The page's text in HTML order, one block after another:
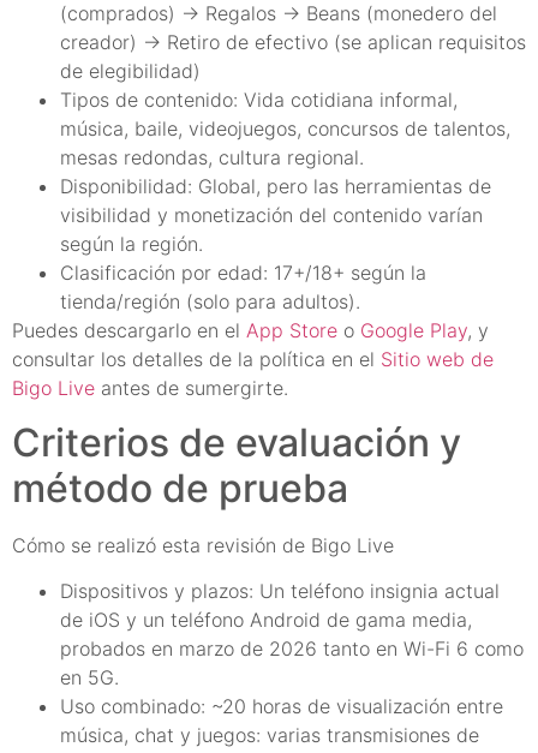
(comprados) → Regalos → Beans (monedero del
creador) → Retiro de efectivo (se aplican requisitos
de elegibilidad)
Tipos de contenido: Vida cotidiana informal,
música, baile, videojuegos, concursos de talentos,
mesas redondas, cultura regional.
Disponibilidad: Global, pero las herramientas de
visibilidad y monetización del contenido varían
según la región.
Clasificación por edad: 17+/18+ según la
tienda/región (solo para adultos).
Puedes descargarlo en el App Store o Google Play, y
consultar los detalles de la política en el Sitio web de
Bigo Live antes de sumergirte.
Criterios de evaluación y
método de prueba
Cómo se realizó esta revisión de Bigo Live
Dispositivos y plazos: Un teléfono insignia actual
de iOS y un teléfono Android de gama media,
probados en marzo de 2026 tanto en Wi-Fi 6 como
en 5G.
Uso combinado: ~20 horas de visualización entre
música, chat y juegos: varias transmisiones de